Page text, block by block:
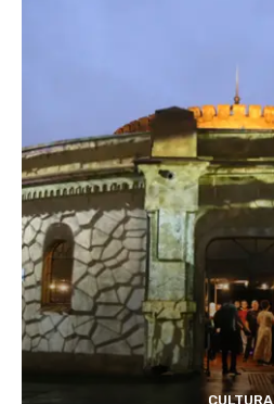
CULTURA